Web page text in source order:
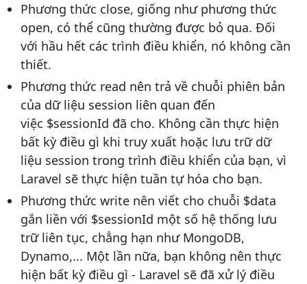
Phương thức close, giống như phương thức
open, có thể cũng thường được bỏ qua. Đối
với hầu hết các trình điều khiển, nó không cần
thiết.
Phương thức read nên trả về chuỗi phiên bản
của dữ liệu session liên quan đến
việc $sessionId đã cho. Không cần thực hiện
bất kỳ điều gì khi truy xuất hoặc lưu trữ dữ
liệu session trong trình điều khiển của bạn, vì
Laravel sẽ thực hiện tuần tự hóa cho bạn.
Phương thức write nên viết cho chuỗi $data
gắn liền với $sessionId một số hệ thống lưu
trữ liên tục, chẳng hạn như MongoDB,
Dynamo,... Một lần nữa, bạn không nên thực
hiện bất kỳ điều gì - Laravel sẽ đã xử lý điều